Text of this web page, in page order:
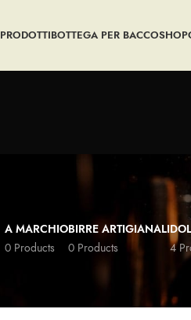
PRODOTTIBOTTEGA PER BACCOSHOP
A MARCHIO
0 Products
BIRRE ARTIGIANALI
0 Products
4